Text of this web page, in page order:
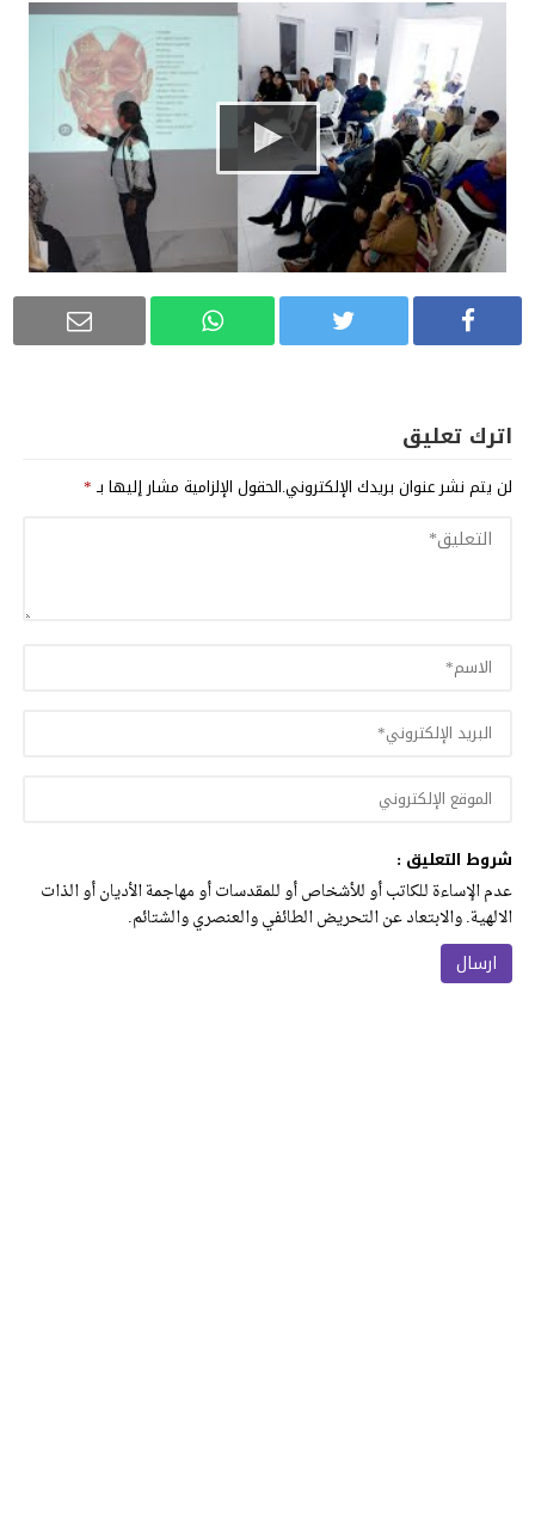
اترك تعليق
لن يتم نشر عنوان بريدك الإلكتروني.الحقول الإلزامية مشار إليها بـ*
شروط التعليق :
عدم الإساءة للكاتب أو للأشخاص أو للمقدسات أو مهاجمة الأديان أو الذات
الالهية. والابتعاد عن التحريض الطائفي والعنصري والشتائم.